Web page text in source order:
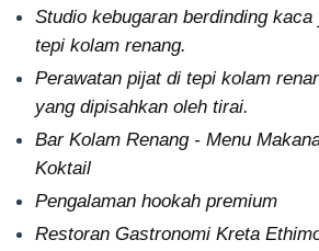
Studio kebugaran berdinding
tepi kolam renang.
Perawatan pijat di tepi kolam
yang dipisahkan oleh tirai.
Bar Kolam Renang - Menu
Koktail
Pengalaman hookah premium
Restoran Gastronomi Kreta